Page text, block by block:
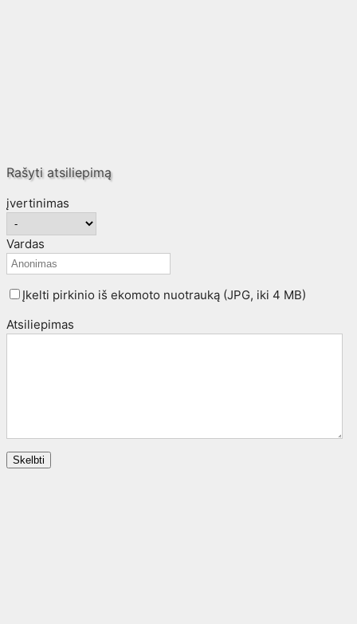
Rašyti atsiliepimą
įvertinimas
Vardas
Įkelti pirkinio iš ekomoto nuotrauką (JPG, iki 4 MB)
Atsiliepimas